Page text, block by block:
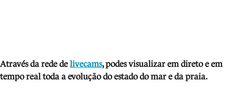
Através da rede delivecams, podes visualizar em direto e em
tempo real toda a evolução do estado do mar e da praia.